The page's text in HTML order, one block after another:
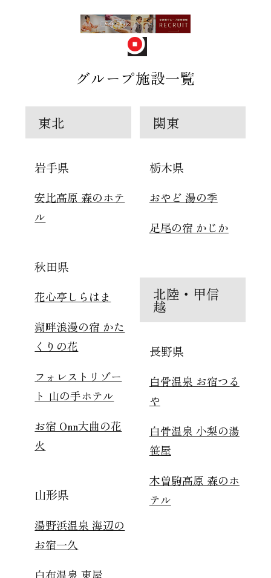
グループ施設一覧
東北
岩手県
安比高原 森のホテ
ル
秋田県
花心亭しらはま
湖畔浪漫の宿 かた
くりの花
フォレストリゾー
ト 山の手ホテル
お宿 Onn大曲の花
火
山形県
湯野浜温泉 海辺の
お宿一久
白布温泉 東屋
関東
栃木県
おやど 湯の季
足尾の宿 かじか
北陸・甲信
越
長野県
白骨温泉 お宿つる
や
白骨温泉 小梨の湯
笹屋
木曽駒高原 森のホ
テル